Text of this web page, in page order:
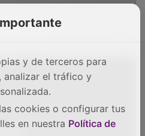
y de terceros para
analizar el tráfico y
cookies o configurar tus
en nuestra Política de